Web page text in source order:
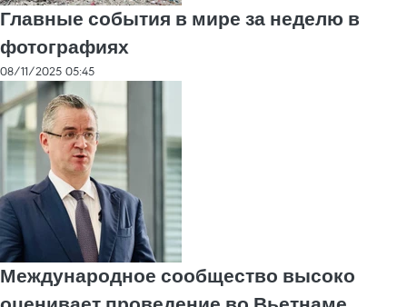
Главные события в мире за неделю в
фотографиях
08/11/2025 05:45
Международное сообщество высоко